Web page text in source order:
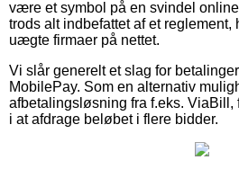
være et symbol på en svindel
trods alt indbefattet af et reglement,
uægte firmaer på nettet.
Vi slår generelt et slag for
MobilePay. Som en alternativ
afbetalingsløsning fra f.eks. ViaBill,
i at afdrage beløbet i flere bidder.